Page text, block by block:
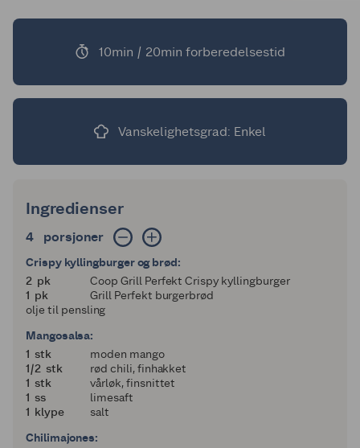
10min / 20min forberedelsestid
Vanskelighetsgrad: Enkel
Ingredienser
4 porsjoner
4 porsjoner
Crispy kyllingburger og brød:
2
2 pk
Coop Grill Perfekt Crispy kyllingburger
11 pk
Grill Perfekt burgerbrød
olje til pensling
Mangosalsa:
11 stk
moden mango
en halv
1/2 stk
rød chili, finhakket
11 stk
vårløk, finsnittet
11 ss
limesaft
11 klype
salt
Chilimajones: